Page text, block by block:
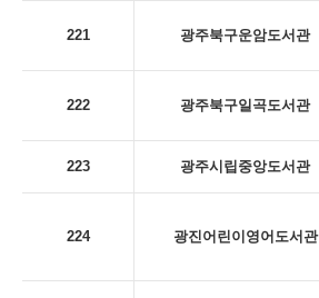
221 광주북구운암도서관
222 광주북구일곡도서관
223 광주시립중앙도서관
224 광진어린이영어도서관